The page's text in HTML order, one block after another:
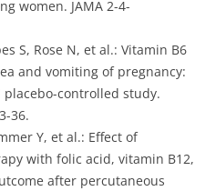
women. JAMA 2-4-
S, Rose N, et al.: Vitamin B6
and vomiting of pregnancy:
controlled study.
36.
Y, et al.: Effect of
with folic acid, vitamin B12,
after percutaneous